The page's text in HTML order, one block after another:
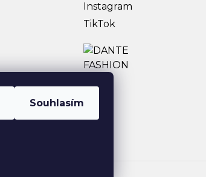
Souhlasím
Instagram
TikTok